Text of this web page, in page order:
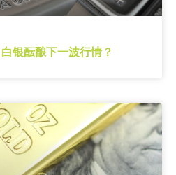
银酝酿下一波行情？